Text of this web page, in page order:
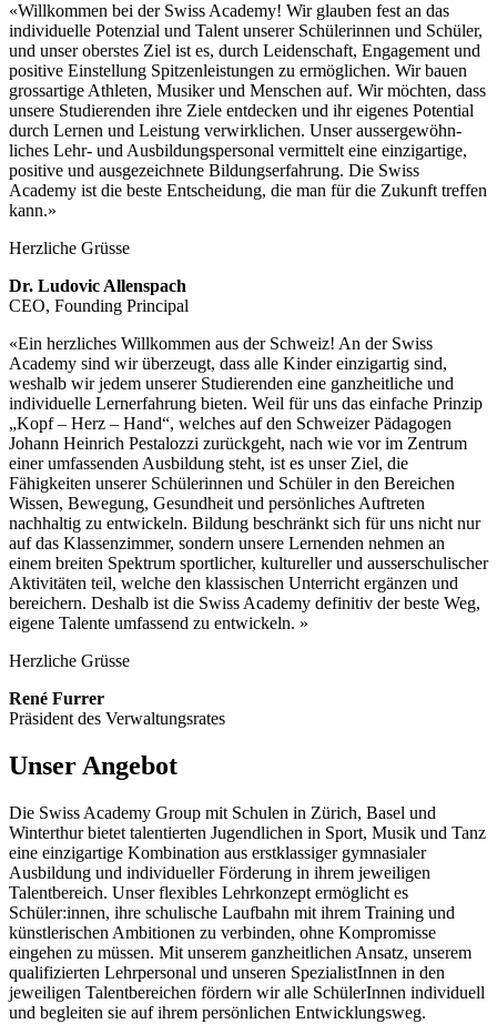
«Willkommen bei der Swiss Academy! Wir glauben fest an das
individuelle Potenzial und Talent un­serer Schüler­innen und Schüler,
und unser oberstes Ziel ist es, durch Leiden­schaft, Engagement und
positive Ein­stellung Spitzenl­eistungen zu ermög­lichen. Wir bauen
grossartige Athleten, Musiker und Men­schen auf. Wir möch­ten, dass
unsere Studie­­renden ihre Ziele ent­decken und ihr eigenes Poten­tial
durch Lernen und Leistung verwirk­lichen. Unser ausser­­gewöhn­
liches Lehr- und Aus­bil­dungs­personal vermittelt eine einzigartige,
positive und aus­gezeich­­nete Bildungs­erfahrung. Die Swiss
Academy ist die beste Ent­schei­dung, die man für die Zukunft tref­fen
kann.»
Herzliche Grüsse
Dr. Ludovic Allenspach
CEO, Founding Principal
«Ein herzliches Willkommen aus der Schweiz! An der Swiss
Academy sind wir überzeugt, dass alle Kinder einzigartig sind,
weshalb wir jedem unserer Studierenden eine ganzheitliche und
individuelle Lernerfahrung bieten. Weil für uns das einfache Prinzip
„Kopf – Herz – Hand“, welches auf den Schweizer Pädagogen
Johann Heinrich Pestalozzi zurückgeht, nach wie vor im Zentrum
einer umfassenden Ausbildung steht, ist es unser Ziel, die
Fähigkeiten unserer Schülerinnen und Schüler in den Bereichen
Wissen, Bewegung, Gesundheit und persönliches Auftreten
nachhaltig zu entwickeln. Bildung beschränkt sich für uns nicht nur
auf das Klassenzimmer, sondern unsere Lernenden nehmen an
einem breiten Spektrum sportlicher, kultureller und ausserschulischer
Aktivitäten teil, welche den klassischen Unterricht ergänzen und
bereichern. Deshalb ist die Swiss Academy definitiv der beste Weg,
eigene Talente umfassend zu entwickeln. »
Herzliche Grüsse
René Furrer
Präsident des Verwaltungsrates
Unser Angebot
Die Swiss Academy Group mit Schulen in Zürich, Basel und
Winterthur bietet talentierten Jugendlichen in Sport, Musik und Tanz
eine einzigartige Kombination aus erstklassiger gymnasialer
Ausbildung und individueller Förderung in ihrem jeweiligen
Talentbereich. Unser flexibles Lehrkonzept ermöglicht es
Schüler:innen, ihre schulische Laufbahn mit ihrem Training und
künstlerischen Ambitionen zu verbinden, ohne Kompromisse
eingehen zu müssen. Mit unserem ganzheitlichen Ansatz, unserem
qualifizierten Lehrpersonal und unseren SpezialistInnen in den
jeweiligen Talentbereichen fördern wir alle SchülerInnen individuell
und begleiten sie auf ihrem persönlichen Entwicklungsweg.